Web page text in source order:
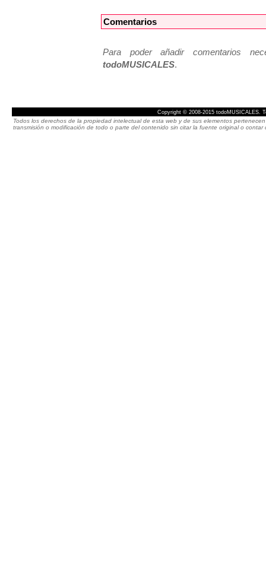
Comentarios
Para poder añadir comentarios
todoMUSICALES.
Copyright © 2008-2015 todoMUSICALES.
Todos los derechos de la propiedad intelectual de esta web y de sus elementos
transmisión o modificación de todo o parte del contenido sin citar la fuente original o